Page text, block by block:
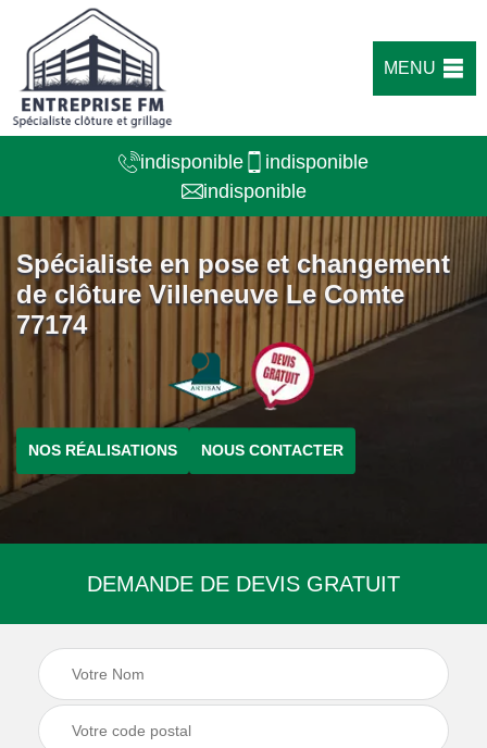
MENU
indisponible
indisponible
indisponible
Spécialiste en pose et changement
de clôture Villeneuve Le Comte
77174
NOS RÉALISATIONS NOUS CONTACTER
DEMANDE DE DEVIS GRATUIT